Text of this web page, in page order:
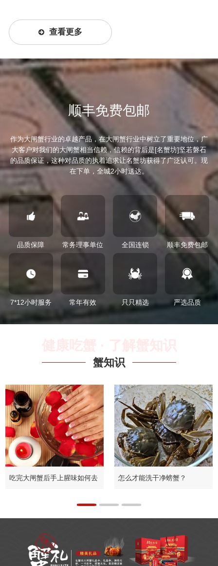
查看更多
顺丰免费包邮
作为大闸蟹行业的卓越产品，在大闸蟹行业中树立了重要地位，广
大客户对我们的大闸蟹相当信赖，信赖的背后是[名蟹坊]坚若磐石
的品质保证，这种对品质的执着追求让名蟹坊获得了广泛认可。现
在下单，全城2小时送达。
品质保障 常务理事单位 全国连锁 顺丰免费包邮
7*12小时服务 常年有效 只只精选 严选品质
蟹知识
吃完大闸蟹后手上腥味如何去
怎么才能洗干净螃蟹？